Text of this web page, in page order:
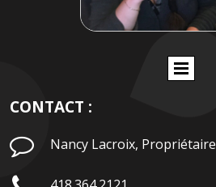
CONTACT :
 Nancy Lacroix, Propriétaire